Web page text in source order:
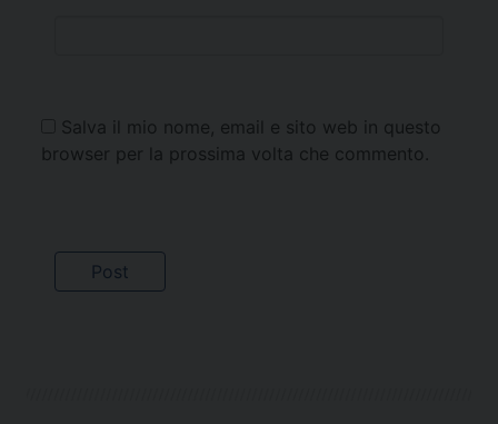
Salva il mio nome, email e sito web in questo
browser per la prossima volta che commento.